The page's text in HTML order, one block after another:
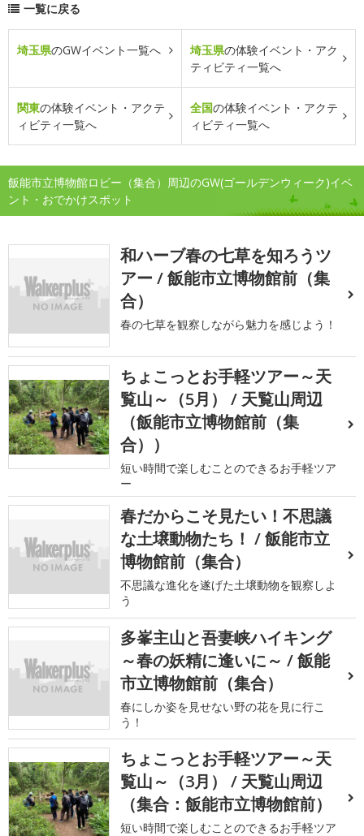
一覧に戻る
埼玉県のGWイベント一覧へ 埼玉県の体験イベント・アク
ティビティ一覧へ
関東の体験イベント・アクテ
ィビティ一覧へ
全国の体験イベント・アクテ
ィビティ一覧へ
飯能市立博物館ロビー（集合）周辺のGW(ゴールデンウィーク)イベ
ント・おでかけスポット
和ハーブ春の七草を知ろうツ
アー / 飯能市立博物館前（集
合）
春の七草を観察しながら魅力を感じよう！
ちょこっとお手軽ツアー～天
覧山～（5月） / 天覧山周辺
（飯能市立博物館前（集
合））
短い時間で楽しむことのできるお手軽ツア
ー
春だからこそ見たい！不思議
な土壌動物たち！ / 飯能市立
博物館前（集合）
不思議な進化を遂げた土壌動物を観察しよ
う
多峯主山と吾妻峡ハイキング
～春の妖精に逢いに～ / 飯能
市立博物館前（集合）
春にしか姿を見せない野の花を見に行こ
う！
ちょこっとお手軽ツアー～天
覧山～（3月） / 天覧山周辺
（集合：飯能市立博物館前）
短い時間で楽しむことのできるお手軽ツア